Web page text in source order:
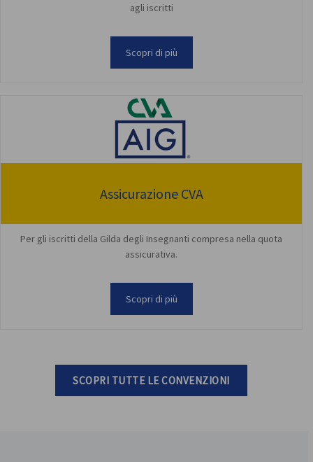
agli iscritti
Scopri di più
Assicurazione CVA
Per gli iscritti della Gilda degli Insegnanti compresa nella quota
assicurativa.
Scopri di più
SCOPRI TUTTE LE CONVENZIONI